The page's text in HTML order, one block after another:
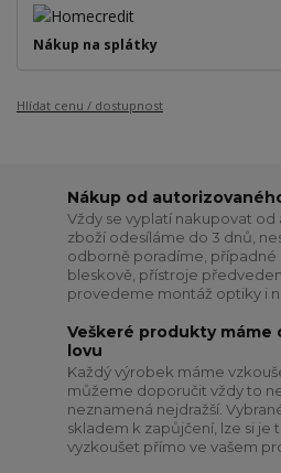
Nákup na splátky
Hlídat cenu / dostupnost
Nákup od
Vždy se vyplatí nakupovat
zboží odesíláme do 3 dnů,
odborně poradíme,
bleskově, přístroje
provedeme montáž optiky i
Veškeré produkty máme
lovu
Každý výrobek máme
můžeme doporučit vždy to
neznamená nejdražší.
skladem k zapůjčení, lze si
vyzkoušet přímo ve vašem